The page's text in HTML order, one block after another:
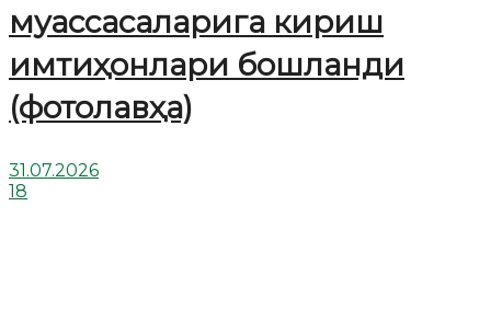
муассасаларига кириш
имтиҳонлари бошланди
(фотолавҳа)
31.07.2026
18